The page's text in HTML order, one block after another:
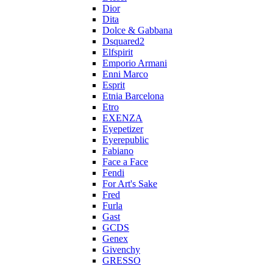
Dior
Dita
Dolce & Gabbana
Dsquared2
Elfspirit
Emporio Armani
Enni Marco
Esprit
Etnia Barcelona
Etro
EXENZA
Eyepetizer
Eyerepublic
Fabiano
Face a Face
Fendi
For Art's Sake
Fred
Furla
Gast
GCDS
Genex
Givenchy
GRESSO